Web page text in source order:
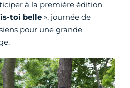
à la première édition
toi belle », journée de
pour une grande